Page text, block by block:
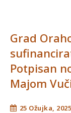
Grad
Potpisan
Majom
25 Ožujka, 2025